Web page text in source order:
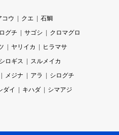
コウ クエ
石鯛
グチ サゴシ
クロマグロ
ヤリイカ
ヒラマサ
シロギス
スルメイカ
メジナ アラ
シログチ
ダイ キハダ
シマアジ